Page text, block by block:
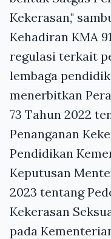
Kekerasan,"
Kehadiran KMA
regulasi terkait
lembaga
menerbitkan
73 Tahun 2022
Penanganan
Pendidikan
Keputusan
2023 tentang
Kekerasan
pada